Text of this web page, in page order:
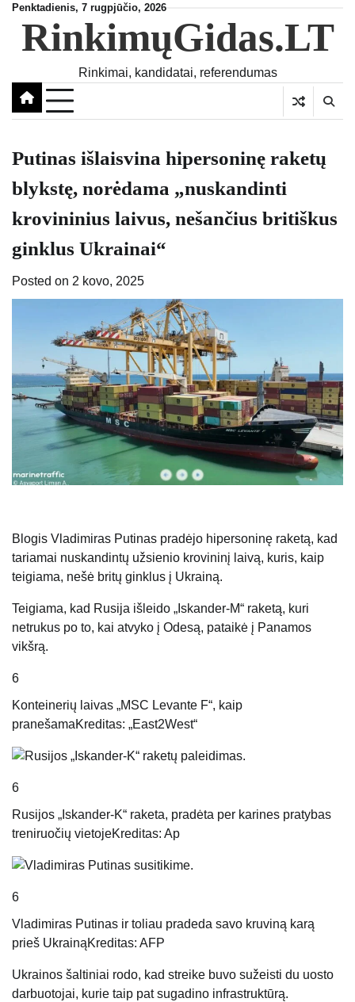
Skip
content
Penktadienis, 7 rugpjūčio, 2026
RinkimųGidas.LT
Rinkimai, kandidatai, referendumas
Putinas išlaisvina hipersoninę raketų
blykstę, norėdama „nuskandinti
krovininius laivus, nešančius britiškus
ginklus Ukrainai“
Posted on 2 kovo, 2025
Blogis Vladimiras Putinas pradėjo hipersoninę raketą, kad
tariamai nuskandintų užsienio krovininį laivą, kuris, kaip
teigiama, nešė britų ginklus į Ukrainą.
Teigiama, kad Rusija išleido „Iskander-M“ raketą, kuri
netrukus po to, kai atvyko į Odesą, pataikė į Panamos
vikšrą.
6
Konteinerių laivas „MSC Levante F“, kaip
pranešamaKreditas: „East2West“
6
Rusijos „Iskander-K“ raketa, pradėta per karines pratybas
treniruočių vietojeKreditas: Ap
6
Vladimiras Putinas ir toliau pradeda savo kruviną karą
prieš UkrainąKreditas: AFP
Ukrainos šaltiniai rodo, kad streike buvo sužeisti du uosto
darbuotojai, kurie taip pat sugadino infrastruktūrą.